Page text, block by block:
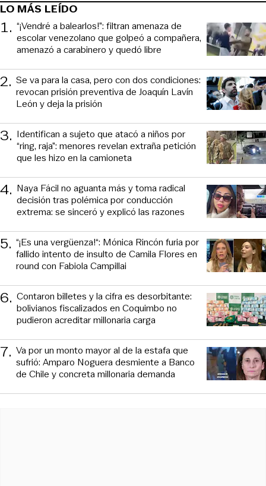
LO MÁS LEÍDO
1. “¡Vendré a balearlos!”: filtran amenaza de
escolar venezolano que golpeó a compañera,
amenazó a carabinero y quedó libre
2. Se va para la casa, pero con dos condiciones:
revocan prisión preventiva de Joaquín Lavín
León y deja la prisión
3. Identifican a sujeto que atacó a niños por
“ring, raja”: menores revelan extraña petición
que les hizo en la camioneta
4. Naya Fácil no aguanta más y toma radical
decisión tras polémica por conducción
extrema: se sinceró y explicó las razones
5. “¡Es una vergüenza!“: Mónica Rincón furia por
fallido intento de insulto de Camila Flores en
round con Fabiola Campillai
6. Contaron billetes y la cifra es desorbitante:
bolivianos fiscalizados en Coquimbo no
pudieron acreditar millonaria carga
7. Va por un monto mayor al de la estafa que
sufrió: Amparo Noguera desmiente a Banco
de Chile y concreta millonaria demanda